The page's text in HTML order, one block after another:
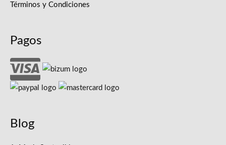
Términos y Condiciones
Pagos
Blog